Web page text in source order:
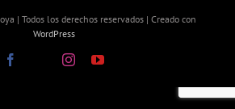
| Todos los derechos reservados | Creado con
WordPress
Facebook InstagramYouTube